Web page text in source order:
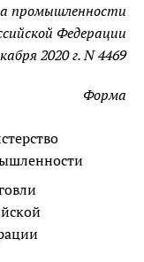
промышленности
Федерации
2020 г. N 4469
Форма